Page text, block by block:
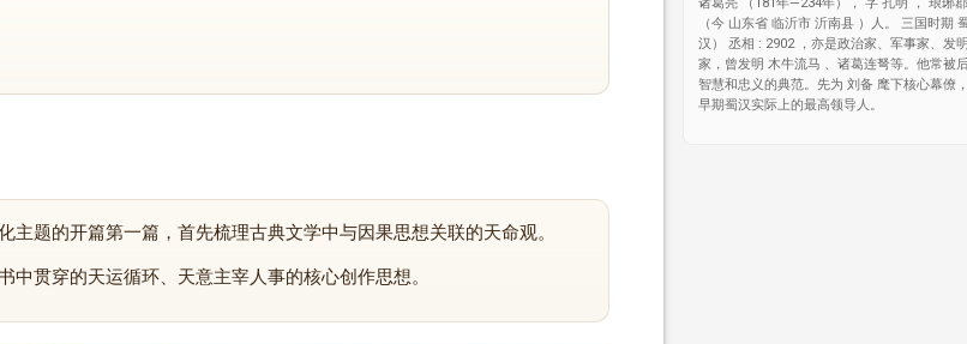
题的开篇第一篇，首先梳理古典文学中与因果思想关联的天命观。
贯穿的天运循环、天意主宰人事的核心创作思想。
（今 山东省 临沂市 沂南县 ）人。 三国时期
汉） 丞相 : 2902 ，亦是政治家、军事家、发
家，曾发明 木牛流马 、诸葛连弩等。他常被
智慧和忠义的典范。先为 刘备 麾下核心幕僚
早期蜀汉实际上的最高领导人。